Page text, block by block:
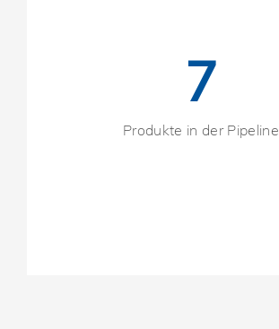
7
Produkte in der Pipeline